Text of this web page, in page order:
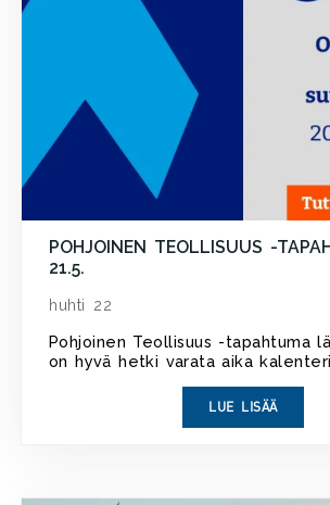
POHJOINEN TEOLLISUUS -
21.5.
huhti 22
Pohjoinen Teollisuus -tapahtuma
on hyvä hetki varata aika
LUE LISÄÄ